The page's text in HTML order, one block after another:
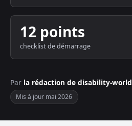
12 points
checklist de démarrage
Par la rédaction de disability-world
Mis à jour mai 2026